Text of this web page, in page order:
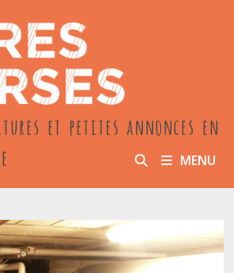
et petites annonces en
MENU